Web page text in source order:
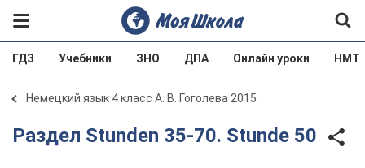
ГДЗ Учебники ЗНО ДПА Онлайн уроки НМТ
Немецкий язык 4 класс А. В. Гоголева 2015
Раздел Stunden 35-70. Stunde 50